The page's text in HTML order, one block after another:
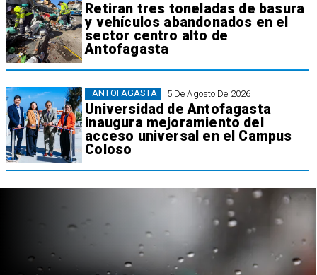
Retiran tres toneladas de basura
y vehículos abandonados en el
sector centro alto de
Antofagasta
5 De Agosto De 2026
Universidad de Antofagasta
inaugura mejoramiento del
acceso universal en el Campus
Coloso
ANTOFAGASTA